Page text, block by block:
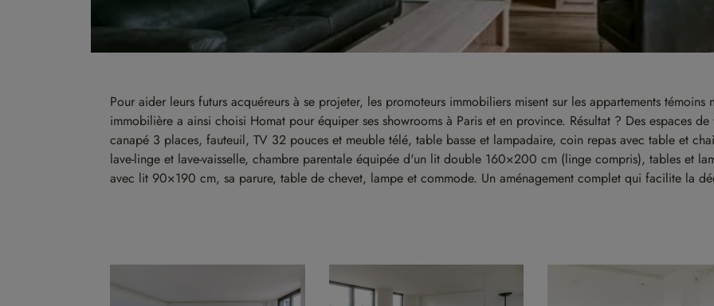
Pour aider leurs futurs acquéreurs à se projeter, les promoteurs immobiliers misent sur les appartements
immobilière a ainsi choisi Homat pour équiper ses showrooms à Paris et en province. Résultat ? Des espaces
canapé 3 places, fauteuil, TV 32 pouces et meuble télé, table basse et lampadaire, coin repas avec table et
lave-linge et lave-vaisselle, chambre parentale équipée d'un lit double 160×200 cm (linge compris), tables et
avec lit 90×190 cm, sa parure, table de chevet, lampe et commode. Un aménagement complet qui facilite la